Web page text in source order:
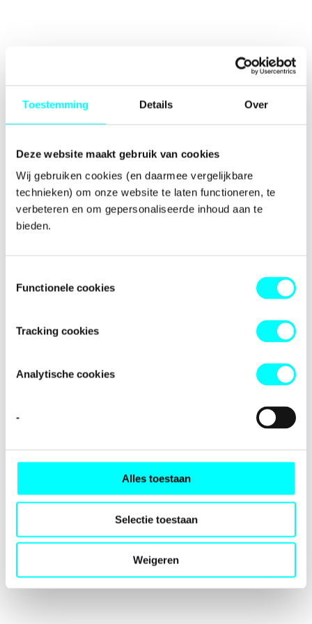
Toestemming Details Over
Deze website maakt gebruik van cookies
Wij gebruiken cookies (en daarmee vergelijkbare
technieken) om onze website te laten functioneren, te
verbeteren en om gepersonaliseerde inhoud aan te
bieden.
Functionele cookies
Tracking cookies
Analytische cookies
-
Alles toestaan
Selectie toestaan
Weigeren
-side exception has occurred while
browser consolefor